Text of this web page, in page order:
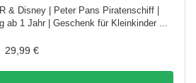
& Disney | Peter Pans Piratenschiff |
ab 1 Jahr | Geschenk für Kleinkinder ...
29,99 €